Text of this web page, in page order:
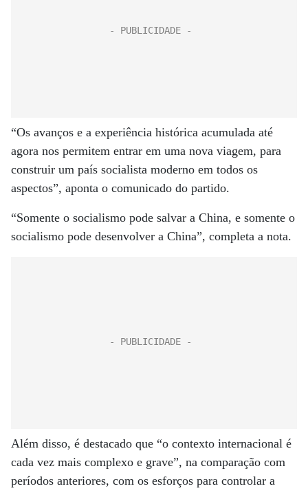
“Os avanços e a experiência histórica acumulada até
agora nos permitem entrar em uma nova viagem, para
construir um país socialista moderno em todos os
aspectos”, aponta o comunicado do partido.
“Somente o socialismo pode salvar a China, e somente o
socialismo pode desenvolver a China”, completa a nota.
Além disso, é destacado que “o contexto internacional é
cada vez mais complexo e grave”, na comparação com
períodos anteriores, com os esforços para controlar a